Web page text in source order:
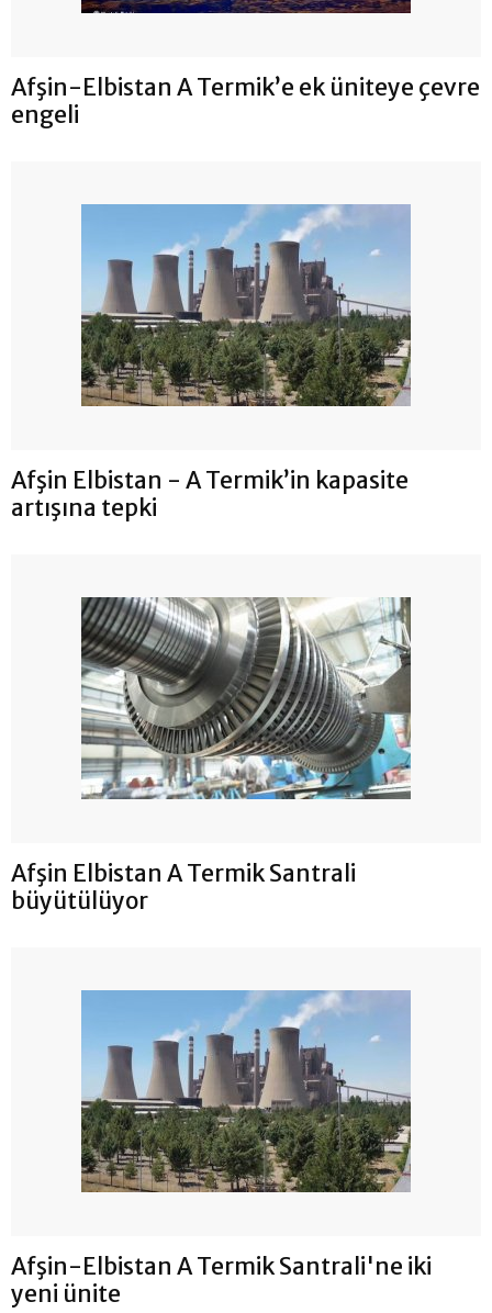
Afşin-Elbistan A Termik’e ek üniteye çevre
engeli
Afşin Elbistan - A Termik’in kapasite
artışına tepki
Afşin Elbistan A Termik Santrali
büyütülüyor
Afşin-Elbistan A Termik Santrali'ne iki
yeni ünite